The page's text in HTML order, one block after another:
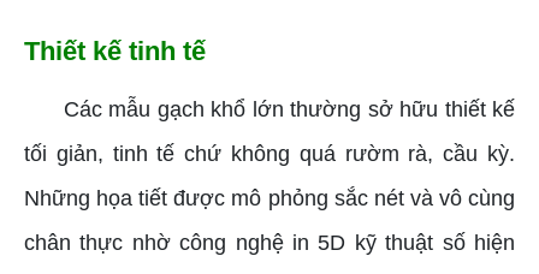
Thiết kế tinh tế
Các mẫu gạch khổ lớn thường sở hữu thiết kế
tối giản, tinh tế chứ không quá rườm rà, cầu kỳ.
Những họa tiết được mô phỏng sắc nét và vô cùng
chân thực nhờ công nghệ in 5D kỹ thuật số hiện